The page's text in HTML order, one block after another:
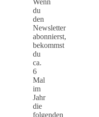
Wenn
du
den
Newsletter
abonnierst,
bekommst
du
ca.
6
Mal
im
Jahr
die
folgenden